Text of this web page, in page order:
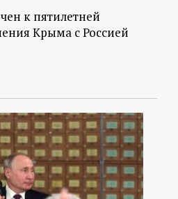
к пятилетней
Крыма с Россией